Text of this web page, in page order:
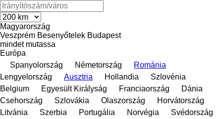
Magyarország
Veszprém Besenyőtelek Budapest
mindet mutassa
Európa
Spanyolország
Németország
Románia
Lengyelország
Ausztria Hollandia
Szlovénia
Belgium
Egyesült Királyság Franciaország
Dánia
Csehország
Szlovákia Olaszország
Horvátország
Litvánia
Szerbia Portugália Norvégia
Svédország